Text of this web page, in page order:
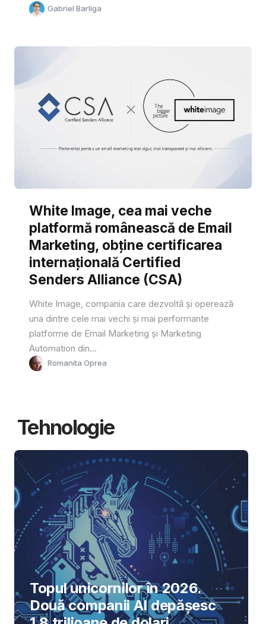
Gabriel Barliga
White Image, cea mai veche
platformă românească de Email
Marketing, obține certificarea
internațională Certified
Senders Alliance (CSA)
White Image, compania care dezvoltă și operează
una dintre cele mai vechi și mai performante
platforme de Email Marketing și Marketing
Automation din...
Romanita Oprea
Tehnologie
Topul unicornilor în 2026.
Două companii AI depășesc